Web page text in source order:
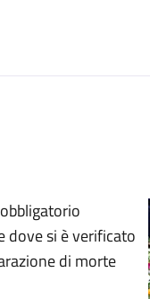
dove si è verificato
di morte